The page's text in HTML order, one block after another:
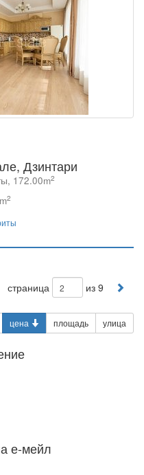
Дзинтари
172.00m2
2
страница из 9
цена площадь улица
е-мейл